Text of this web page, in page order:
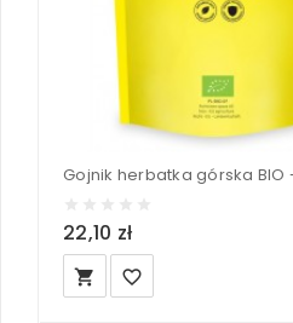
Gojnik herbatka górska BIO
22,10 zł
local_grocery_store favorite_border